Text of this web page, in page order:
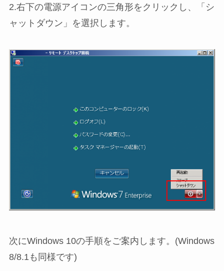
2.右下の電源アイコンの三角形をクリックし、「シ
ャットダウン」を選択します。
次にWindows 10の手順をご案内します。(Windows
8/8.1も同様です)